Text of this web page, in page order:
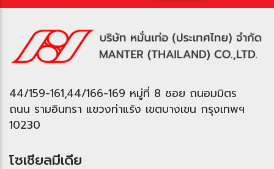
44/159-161,44/166-169 หมู่ที่ 8 ซอย ถนอมมิตร
ถนน รามอินทรา แขวงท่าแร้ง เขตบางเขน กรุงเทพฯ
10230
ซเชียลมีเดี